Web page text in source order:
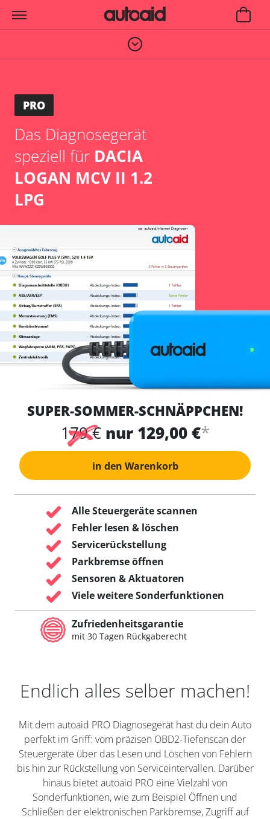
PRO
Das Diagnosegerät
speziell für DACIA
LOGAN MCV II 1.2
LPG
SUPER-SOMMER-SCHNÄPPCHEN!
179 € nur 129,00 €*
in den Warenkorb
Alle Steuergeräte scannen
Fehler lesen & löschen
Servicerückstellung
Parkbremse öffnen
Sensoren & Aktuatoren
Viele weitere Sonderfunktionen
Zufriedenheitsgarantie
mit 30 Tagen Rückgaberecht
Endlich alles selber machen!
Mit dem autoaid PRO Diagnosegerät hast du dein Auto
perfekt im Griff: vom präzisen OBD2-Tiefenscan der
Steuergeräte über das Lesen und Löschen von Fehlern
bis hin zur Rückstellung von Serviceintervallen. Darüber
hinaus bietet autoaid PRO eine Vielzahl von
Sonderfunktionen, wie zum Beispiel Öffnen und
Schließen der elektronischen Parkbremse, Zugriff auf